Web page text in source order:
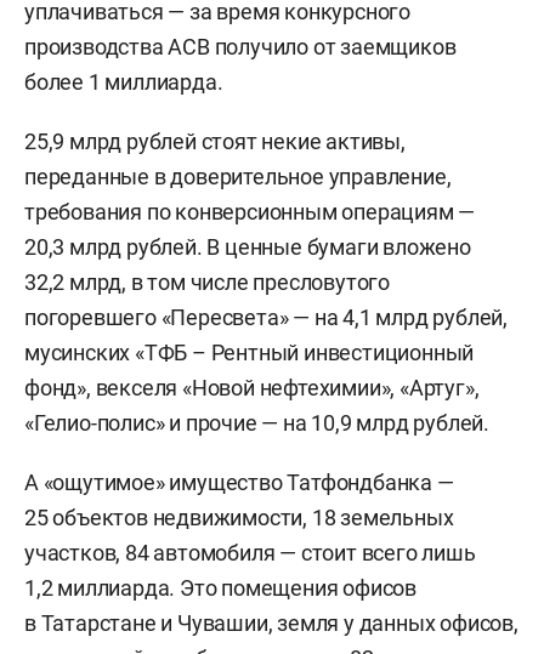
уплачиваться — за время конкурсного
производства АСВ получило от заемщиков
более 1 миллиарда.
25,9 млрд рублей стоят некие активы,
переданные в доверительное управление,
требования по конверсионным операциям —
20,3 млрд рублей. В ценные бумаги вложено
32,2 млрд, в том числе пресловутого
погоревшего «Пересвета» — на 4,1 млрд рублей,
мусинских «ТФБ – Рентный инвестиционный
фонд», векселя «Новой нефтехимии», «Артуг»,
«Гелио-полис» и прочие — на 10,9 млрд рублей.
А «ощутимое» имущество Татфондбанка —
25 объектов недвижимости, 18 земельных
участков, 84 автомобиля — стоит всего лишь
1,2 миллиарда. Это помещения офисов
в Татарстане и Чувашии, земля у данных офисов,